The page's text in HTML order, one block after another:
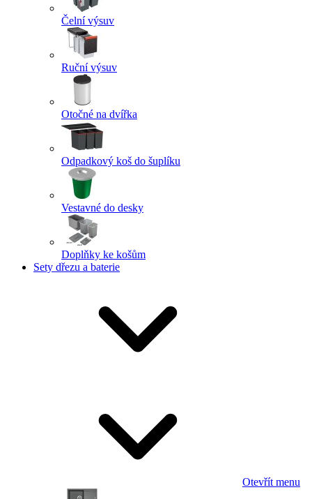
Čelní výsuv
Ruční výsuv
Otočné na dvířka
Odpadkový koš do šuplíku
Vestavné do desky
Doplňky ke košům
Sety dřezu a baterie
Otevřít menu